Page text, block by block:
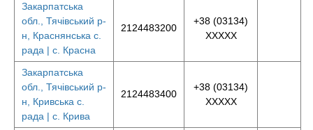
Закарпатська
обл., Тячівський р-
н, Краснянська с.
рада | с. Красна
2124483200
+38 (03134)
XXXXX
Закарпатська
обл., Тячівський р-
н, Кривська с.
рада | с. Крива
2124483400
+38 (03134)
XXXXX